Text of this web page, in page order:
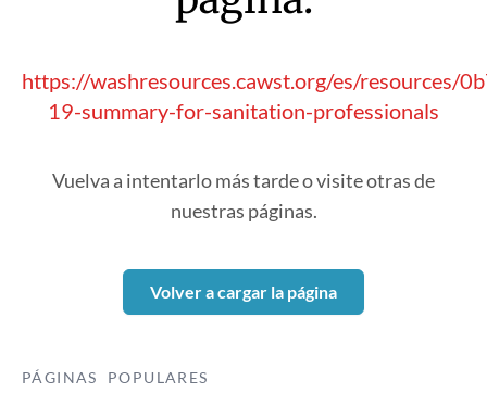
https://washresources.cawst.org/es/resources/
19-summary-for-sanitation-professionals
Vuelva a intentarlo más tarde o visite otras de
nuestras páginas.
Volver a cargar la página
PÁGINAS POPULARES